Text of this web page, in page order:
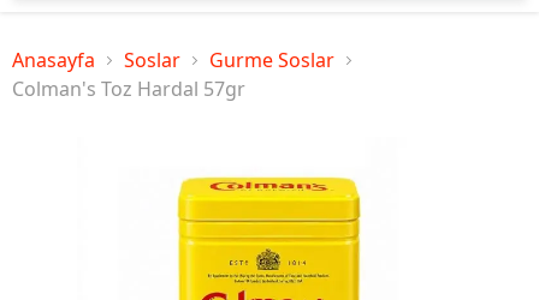
Anasayfa Soslar
Gurme Soslar
Colman's Toz Hardal 57gr